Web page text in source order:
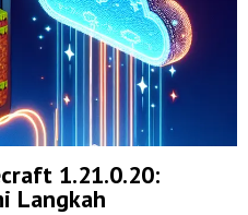
1.21.0.20:
Langkah